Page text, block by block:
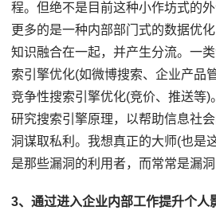
程。但绝不是目前这种小作坊式的
更多的是一种内部部门式的数据优
知识融合在一起，并产生分流。一
索引擎优化(如微博搜索、企业产品
竞争性搜索引擎优化(竞价、推送等)
研究搜索引擎原理，以帮助信息社
洞谋取私利。我想真正的大师(也是
是那些漏洞的利用者，而常常是漏洞
3、通过进入企业内部工作提升个人